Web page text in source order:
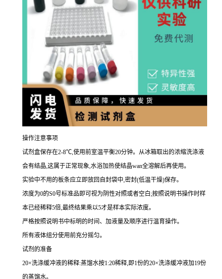
操作注意事项
试剂盒保存在2-8℃,使用前室温平衡20分钟。从冰箱取出的浓缩洗涤液
会有结晶,这属于正常现象,水浴加热使结晶wan全溶解后再使用。
实验中不用的板条应立即放回自封袋中,密封(低温干燥)保存。
浓度为0的S0号标准品即可视为阴性对照或者空白;按照说明书操作时样
本已经稀释5倍,最终结果乘以5才是样本实际浓度。
严格按照说明书中标明的时间、加液量及顺序进行温育操作。
所有液体组分使用前充分摇匀。
试剂的准备
20×洗涤缓冲液的稀释:蒸馏水按1:20稀释,即1份的20×洗涤缓冲液加 19份
的蒸馏水。